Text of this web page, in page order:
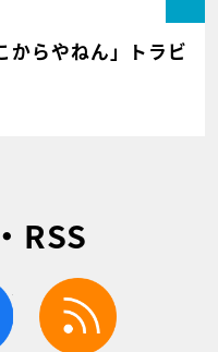
からやねん」トラビ
RSS
facebook